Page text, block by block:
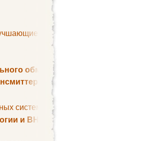
умственные способности
обмена веществ
систем
и ВНД